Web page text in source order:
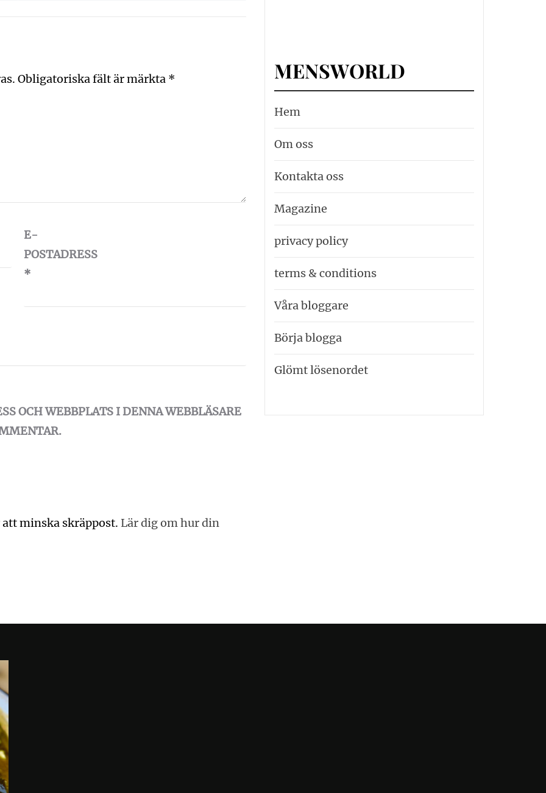
Obligatoriska fält är märkta *
E-
POSTADRESS
*
OCH WEBBPLATS I DENNA WEBBLÄSARE
minska skräppost. Lär dig om hur din
MENSWORLD
Hem
Om oss
Kontakta oss
Magazine
privacy policy
terms & conditions
Våra bloggare
Börja blogga
Glömt lösenordet